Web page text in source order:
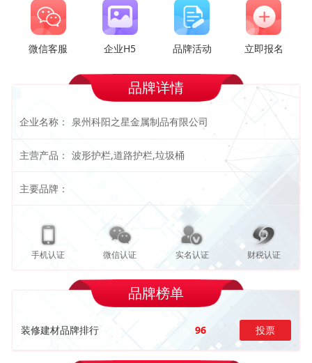
微信客服 企业H5 品牌活动 立即报名
品牌详情
企业名称： 泉州科阳之星金属制品有限公司
主营产品： 波形护栏,道路护栏,垃圾桶
主要品牌：
手机认证 微信认证 实名认证 财税认证
品牌榜单
装修建材品牌排行 96 投票